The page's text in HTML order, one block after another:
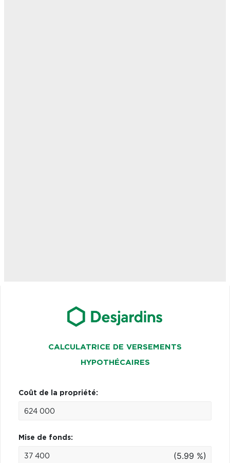
CALCULATRICE DE VERSEMENTS
HYPOTHÉCAIRES
Coût de la propriété:
Mise de fonds:
(5.99 %)